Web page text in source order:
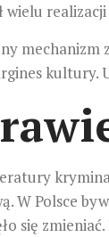
wielu
mechanizm
kultury.
W Polsce
się